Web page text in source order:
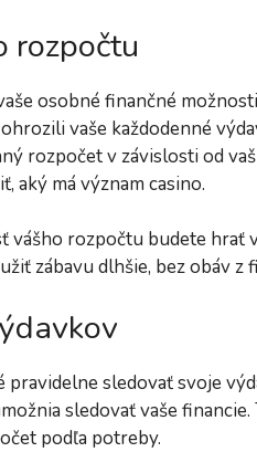
rozpočtu
osobné finančné
vaše každodenné
rozpočet v závislosti od
aký má význam casino.
vášho rozpočtu budete hrať
zábavu dlhšie, bez obáv z
sledovať svoje
sledovať vaše
podľa potreby.